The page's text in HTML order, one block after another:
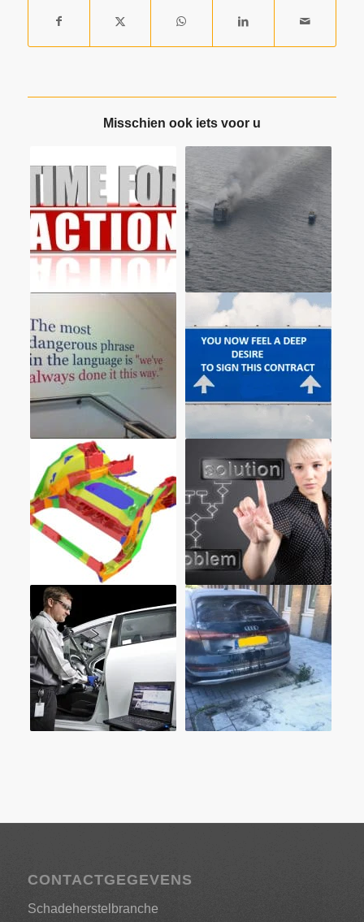
Misschien ook iets voor u
CONTACTGEGEVENS
Schadeherstelbranche